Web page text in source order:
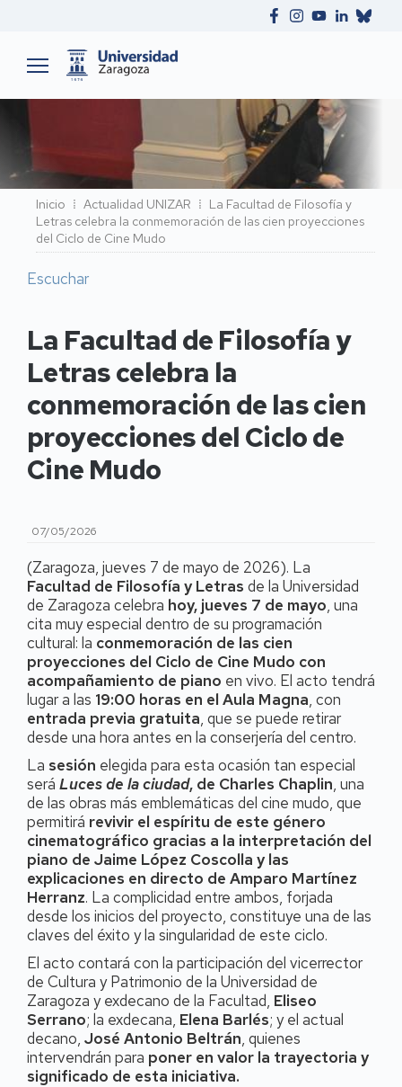
Ruta
de
navegación
Inicio Actualidad UNIZAR
La Facultad de Filosofía y
Letras celebra la conmemoración de las cien proyecciones
del Ciclo de Cine Mudo
Escuchar
La Facultad de Filosofía y
Letras celebra la
conmemoración de las cien
proyecciones del Ciclo de
Cine Mudo
07/05/2026
(Zaragoza, jueves 7 de mayo de 2026). La
Facultad de Filosofía y Letras de la Universidad
de Zaragoza celebra hoy, jueves 7 de mayo, una
cita muy especial dentro de su programación
cultural: la conmemoración de las cien
proyecciones del Ciclo de Cine Mudo con
acompañamiento de piano en vivo. El acto tendrá
lugar a las 19:00 horas en el Aula Magna, con
entrada previa gratuita, que se puede retirar
desde una hora antes en la conserjería del centro.
La sesión elegida para esta ocasión tan especial
será Luces de la ciudad, de Charles Chaplin, una
de las obras más emblemáticas del cine mudo, que
permitirá revivir el espíritu de este género
cinematográfico gracias a la interpretación del
piano de Jaime López Coscolla y las
explicaciones en directo de Amparo Martínez
Herranz. La complicidad entre ambos, forjada
desde los inicios del proyecto, constituye una de las
claves del éxito y la singularidad de este ciclo.
El acto contará con la participación del vicerrector
de Cultura y Patrimonio de la Universidad de
Zaragoza y exdecano de la Facultad, Eliseo
Serrano; la exdecana, Elena Barlés; y el actual
decano, José Antonio Beltrán, quienes
intervendrán para poner en valor la trayectoria y
significado de esta iniciativa.